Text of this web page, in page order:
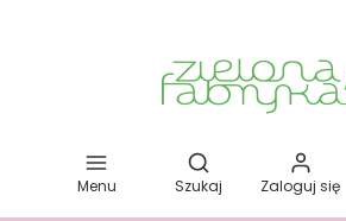
Menu
Otwórz
Szukaj Zaloguj się